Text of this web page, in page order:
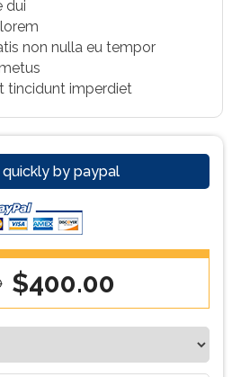
dui
non nulla eu tempor
tincidunt imperdiet
by paypal
$400.00